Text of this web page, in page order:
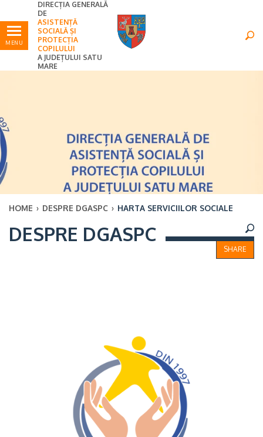
MENU
DIRECȚIA GENERALĂ
DE
ASISTENȚĂ
SOCIALĂ ȘI
PROTECȚIA
COPILULUI
A JUDEȚULUI SATU
MARE
Ultimele
HOME › DESPRE DGASPC › HARTA SERVICIILOR SOCIALE
Ultimele Oricând ×
DESPRE DGASPC
SHARE